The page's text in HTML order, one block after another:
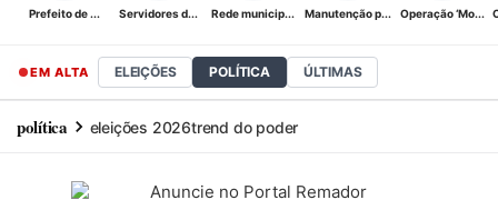
Prefeito de ... Servidores d... Rede municip... Manutenção p... Operação ‘Mo...
EM ALTA ELEIÇÕES POLÍTICA ÚLTIMAS
política eleições 2026trend do poder